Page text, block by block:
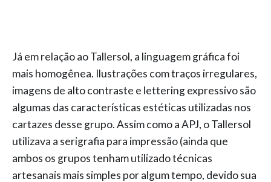
Já em relação ao Tallersol, a linguagem gráfica foi
mais homogênea. Ilustrações com traços irregulares,
imagens de alto contraste e lettering expressivo são
algumas das características estéticas utilizadas nos
cartazes desse grupo. Assim como a APJ, o Tallersol
utilizava a serigrafia para impressão (ainda que
ambos os grupos tenham utilizado técnicas
artesanais mais simples por algum tempo, devido sua